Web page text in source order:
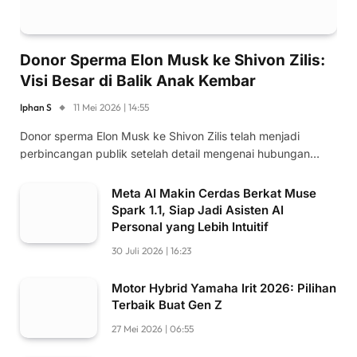
Donor Sperma Elon Musk ke Shivon Zilis:
Visi Besar di Balik Anak Kembar
Iphan S 11 Mei 2026 | 14:55
Donor sperma Elon Musk ke Shivon Zilis telah menjadi
perbincangan publik setelah detail mengenai hubungan…
Meta AI Makin Cerdas Berkat Muse
Spark 1.1, Siap Jadi Asisten AI
Personal yang Lebih Intuitif
30 Juli 2026 | 16:23
Motor Hybrid Yamaha Irit 2026: Pilihan
Terbaik Buat Gen Z
27 Mei 2026 | 06:55